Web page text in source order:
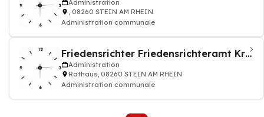
Administration
, 08260 STEIN AM RHEIN
Administration communale
Friedensrichter Friedensrichteramt Kreis Stein
Administration
Rathaus, 08260 STEIN AM RHEIN
Administration communale